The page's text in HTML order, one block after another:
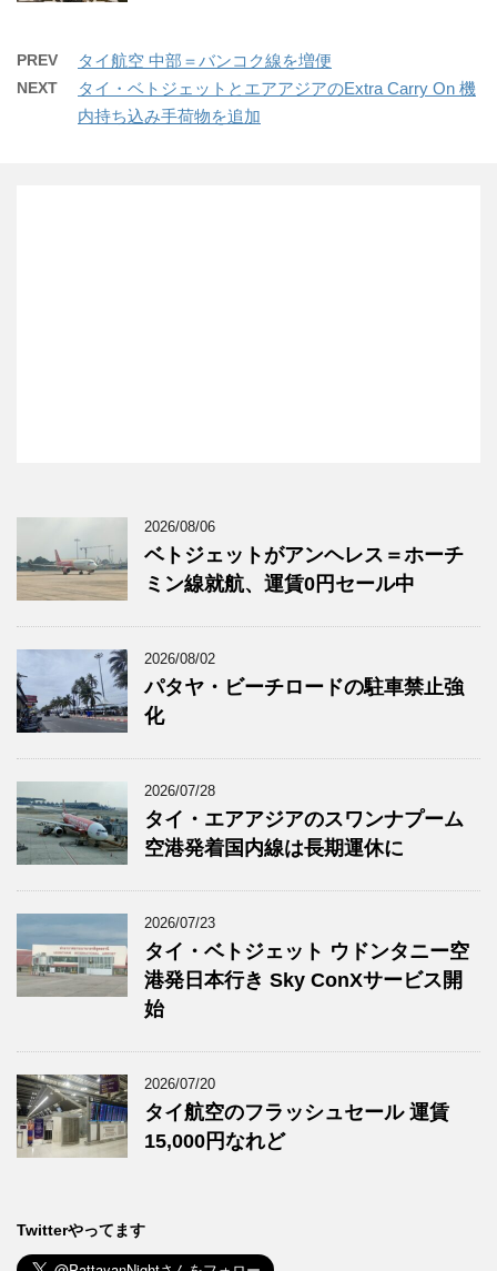
PREV タイ航空 中部＝バンコク線を増便
NEXT
タイ・ベトジェットとエアアジアのExtra Carry On 機
内持ち込み手荷物を追加
2026/08/06
ベトジェットがアンヘレス＝ホーチ
ミン線就航、運賃0円セール中
2026/08/02
パタヤ・ビーチロードの駐車禁止強
化
2026/07/28
タイ・エアアジアのスワンナプーム
空港発着国内線は長期運休に
2026/07/23
タイ・ベトジェット ウドンタニー空
港発日本行き Sky ConXサービス開
始
2026/07/20
タイ航空のフラッシュセール 運賃
15,000円なれど
Twitterやってます